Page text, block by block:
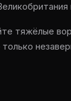
тяжёлые